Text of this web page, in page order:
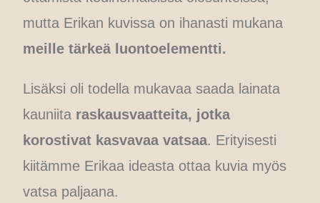
mutta Erikan kuvissa on ihanasti mukana
meille tärkeä luontoelementti.
Lisäksi oli todella mukavaa saada lainata
kauniita raskausvaatteita, jotka
korostivat kasvavaa vatsaa. Erityisesti
kiitämme Erikaa ideasta ottaa kuvia myös
vatsa paljaana.